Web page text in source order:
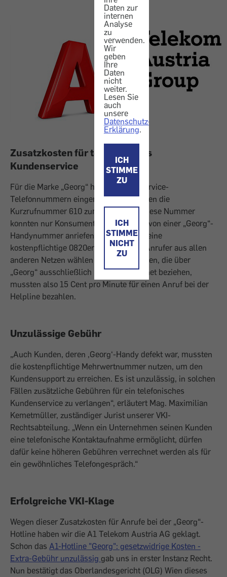
Daten zur
internen
Analyse
zu
verwenden.
Wir
geben
Ihre
Daten
nicht
weiter.
Lesen Sie
auch
unsere
Datenschutz-
Erklärung.
ICH
STIMME
ZU
ICH
STIMME
NICHT
ZU
Zusatzkosten für telefonisches
Kundenservice
Für die Marke „Georg“ hatte A1 zwei Service-
Telefonnummern eingerichtet: Zum einen die
Kurzrufnummer 610 zum Grundtarif. Diese Nummer
konnten nur Konsumenten wählen, die von einer „Georg“-
Handynummer anriefen. Zum anderen eine
kostenpflichtige 0820er-Nummer, die Anrufer aus allen
anderen Netzen wählen mussten. Kunden, die über
„Georg“ ausschließlich (mobiles) Internet beziehen,
mussten also 15 Cent pro Minute für einen Anruf bei der
Helpline bezahlen.
Unzulässige Gebühr
„Auch Kunden, deren ‚Georg‘-Handy defekt war, mussten
die kostenpflichtige Mehrwertnummer nutzen, um den
Kundensupport zu erreichen. Es ist unzulässig, in solchen
Fällen zusätzliche Gebühren für ein telefonisches
Kundenservice zu verlangen“, erläutert Mag. Maximilian
Kemetmüller, zuständiger Jurist unserer VKI-
Rechtsabteilung. „Wenn ein Unternehmen seinen Kunden
eine telefonische Kontaktaufnahme ermöglicht, dürfen
dafür keine höheren Gebühren verrechnet werden als für
ein gewöhnliches Telefongespräch.“
Erfolgreiche VKI-Klage
Wegen dieser Zusatzkosten für Anrufe bei der „Georg“-
Hotline haben wir die A1 Telekom Austria AG geklagt.
Schon das A1-Hotline "Georg": gesetzwidrige Kosten -
Extra-Gebühr unzulässig gab uns in erster Instanz Recht.
Nun bestätigt das Oberlandesgericht (OLG) Wien dieses